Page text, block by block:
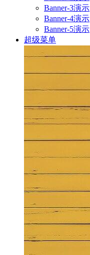
Banner-3演示
Banner-4演示
Banner-5演示
超级菜单